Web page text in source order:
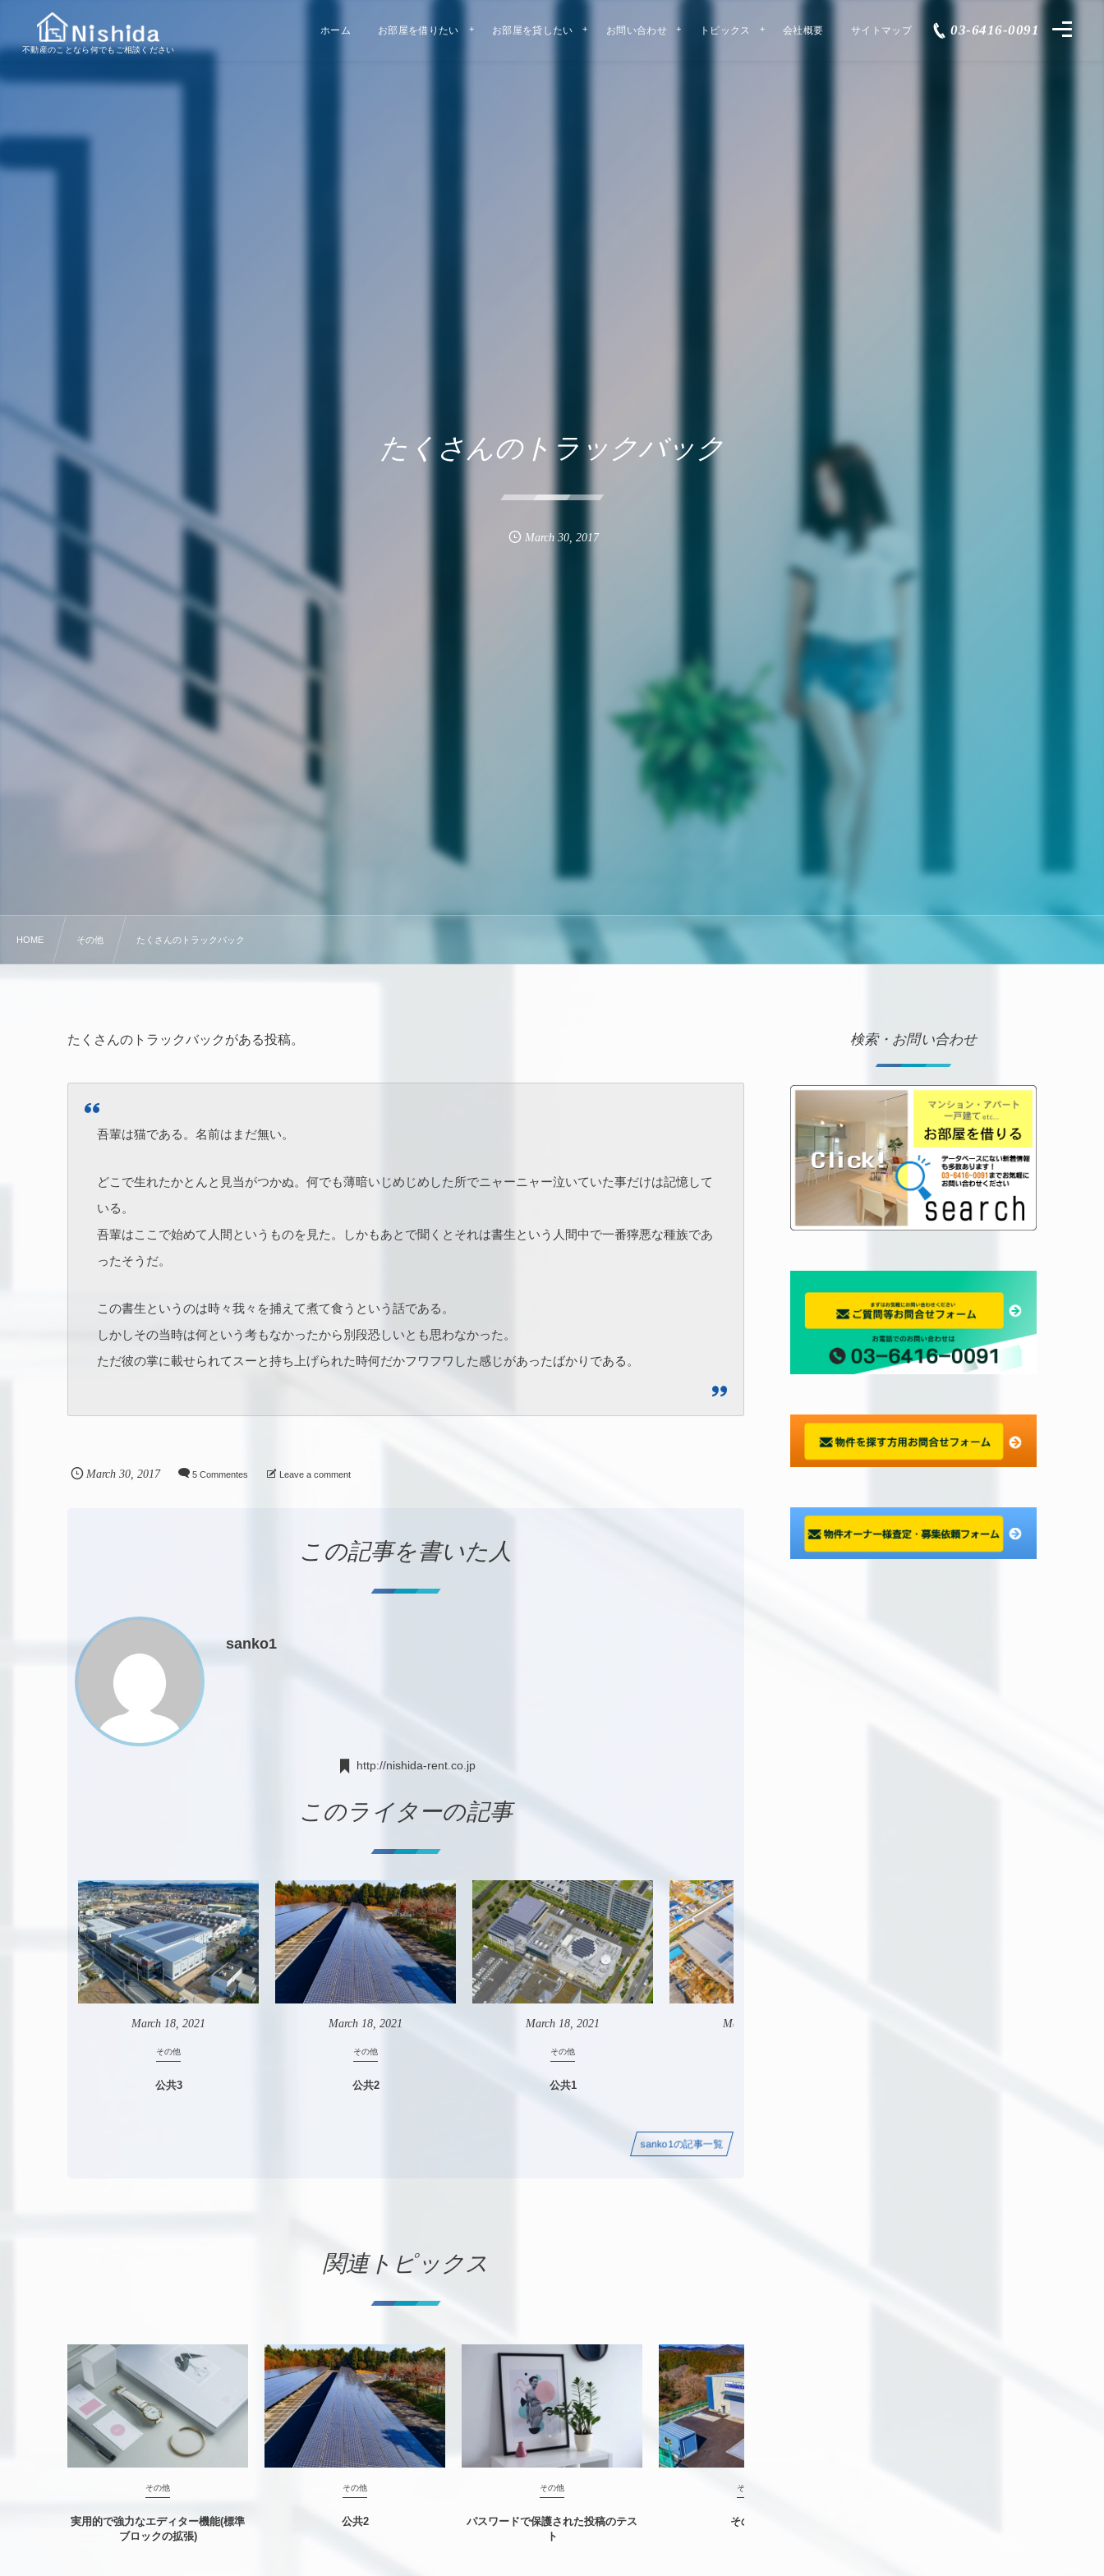
不動産のことなら何でもご相談ください
ホーム お部屋を借りたい お部屋を貸したい お問い合わせ トピックス 会社概要 サイトマップ 03-6416-0091
たくさんのトラックバック
March 30, 2017
HOME その他 たくさんのトラックバック
たくさんのトラックバックがある投稿。
吾輩は猫である。名前はまだ無い。
どこで生れたかとんと見当がつかぬ。何でも薄暗いじめじめした所でニャーニャー泣いていた事だけは記憶して
いる。
吾輩はここで始めて人間というものを見た。しかもあとで聞くとそれは書生という人間中で一番獰悪な種族であ
ったそうだ。
この書生というのは時々我々を捕えて煮て食うという話である。
しかしその当時は何という考もなかったから別段恐しいとも思わなかった。
ただ彼の掌に載せられてスーと持ち上げられた時何だかフワフワした感じがあったばかりである。
March 30 ,2017 5 Commentes Leave a comment
この記事を書いた人
sanko1
http://nishida-rent.co.jp
このライターの記事
March 18 ,2021
その他
公共3
March 18 ,2021
その他
公共2
March 18 ,2021
その他
公共1
March
sanko1の記事一覧
関連トピックス
その他
実用的で強力なエディター機能(標準
ブロックの拡張)
その他
公共2
その他
パスワードで保護された投稿のテス
ト
その他
その他1
検索・お問い合わせ